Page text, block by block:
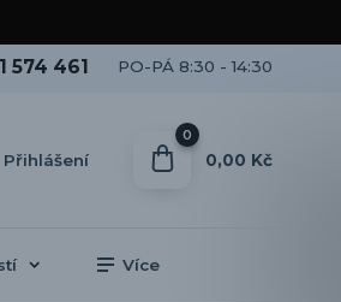
Přihlášení
574 461 PO-PÁ 8:30 - 14:30
0
0,00 Kč
Více